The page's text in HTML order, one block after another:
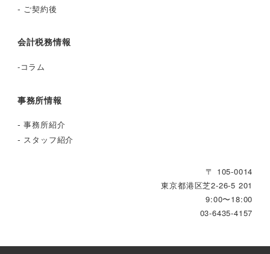
- ご契約後
会計税務情報
-コラム
事務所情報
-事務所紹介
- スタッフ紹介
〒 105-0014
東京都港区芝2‐26‐5 201
9:00〜18:00
03-6435-4157